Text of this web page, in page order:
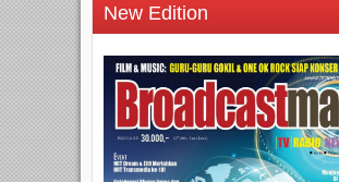
New Edition